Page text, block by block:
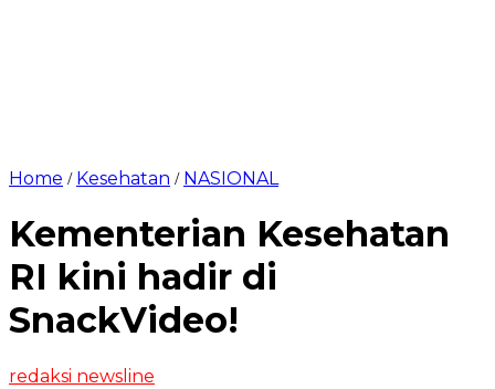
Home / Kesehatan / NASIONAL
Kementerian Kesehatan
RI kini hadir di
SnackVideo!
redaksi newsline